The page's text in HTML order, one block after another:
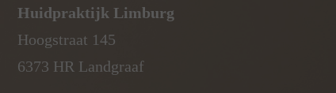
Huidpraktijk Limburg
Hoogstraat 145
6373 HR Landgraaf